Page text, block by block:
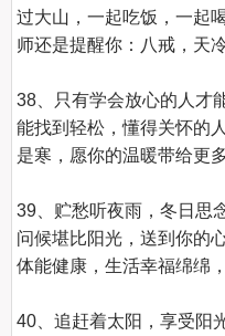
过大山，一起吃饭，一起
师还是提醒你：八戒，天
38、只有学会放心的人才
能找到轻松，懂得关怀的
是寒，愿你的温暖带给更
39、贮愁听夜雨，冬日思
问候堪比阳光，送到你的
体能健康，生活幸福绵绵
40、追赶着太阳，享受阳